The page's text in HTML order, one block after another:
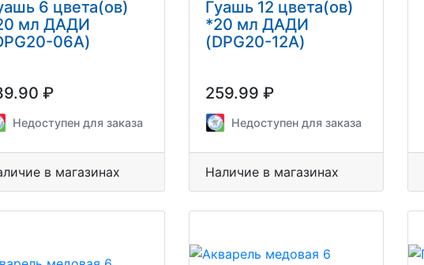
6 цвета(ов)
мл ДАДИ
06A)
₽
Недоступен для заказа
в магазинах
Гуашь 12 цвета(ов)
*20 мл ДАДИ
(DPG20-12A)
259.99 ₽
Недоступен для заказа
Наличие в магазинах